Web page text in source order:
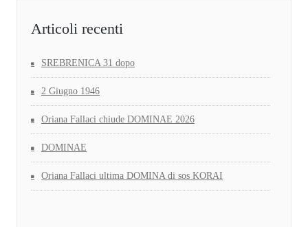
Articoli recenti
SREBRENICA 31 dopo
2 Giugno 1946
Oriana Fallaci chiude DOMINAE 2026
DOMINAE
Oriana Fallaci ultima DOMINA di sos KORAI